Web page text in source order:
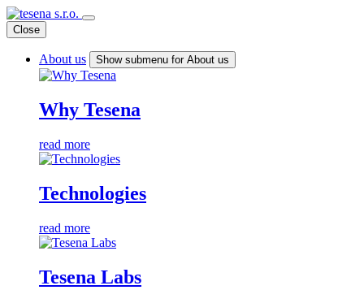
Close
About us Show submenu for About us
Why Tesena
read more
Technologies
read more
Tesena Labs